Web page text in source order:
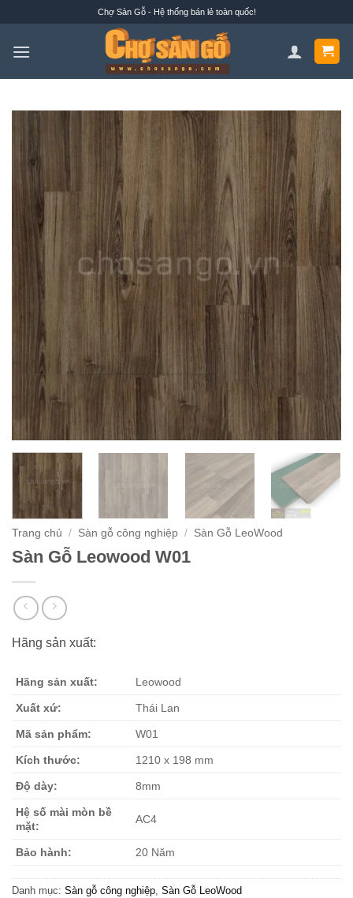
nội
Chợ Sàn Gỗ - Hệ thống bán lẻ toàn quốc!
Trang chủ / Sàn gỗ công nghiệp / Sàn Gỗ LeoWood
Sàn Gỗ Leowood W01
Hãng sản xuất:
Hãng sản xuất: Leowood
Xuất xứ: Thái Lan
Mã sản phẩm: W01
Kích thước: 1210 x 198 mm
Độ dày: 8mm
Hệ số mài mòn bề
mặt:
AC4
Bảo hành: 20 Năm
Danh mục: Sàn gỗ công nghiệp, Sàn Gỗ LeoWood